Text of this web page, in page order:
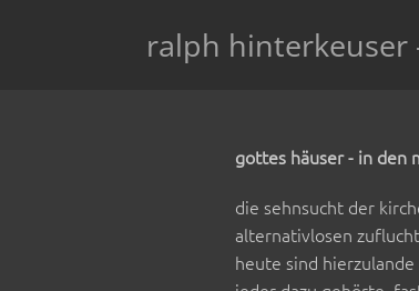
ralph
gottes häuser - in den
die sehnsucht der
alternativlosen
heute sind